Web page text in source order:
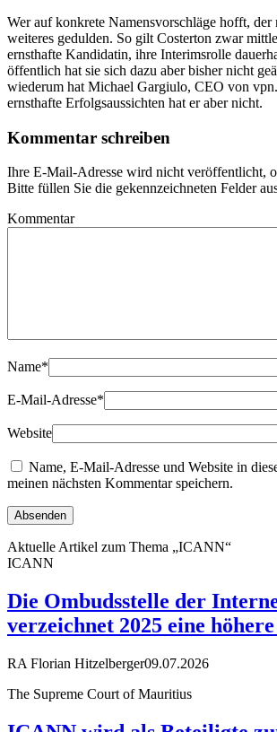
Wer auf konkrete Namensvorschläge hofft, der
weiteres gedulden. So gilt Costerton zwar
ernsthafte Kandidatin, ihre Interimsrolle
öffentlich hat sie sich dazu aber bisher nicht
wiederum hat Michael Gargiulo, CEO von
ernsthafte Erfolgsaussichten hat er aber nicht.
Kommentar schreiben
Ihre E-Mail-Adresse wird nicht veröffentlicht,
Bitte füllen Sie die gekennzeichneten Felder
Kommentar
Name*
E-Mail-Adresse*
Website
Name, E-Mail-Adresse und Website in
meinen nächsten Kommentar speichern.
Aktuelle Artikel zum Thema „ICANN“
ICANN
Die Ombudsstelle der
verzeichnet 2025 eine
RA Florian Hitzelberger09.07.2026
The Supreme Court of Mauritius